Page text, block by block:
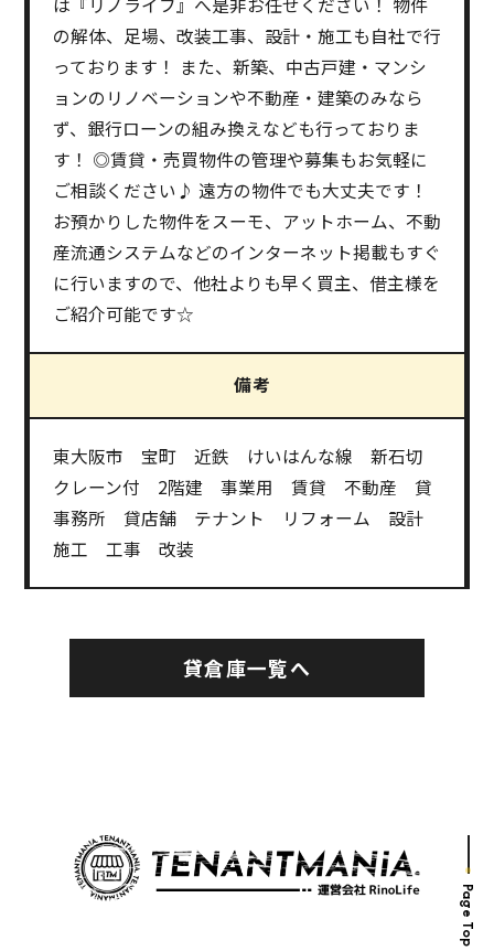
は『リノライフ』へ是非お任せください！ 物件
の解体、足場、改装工事、設計・施工も自社で行
っております！ また、新築、中古戸建・マンシ
ョンのリノベーションや不動産・建築のみなら
ず、銀行ローンの組み換えなども行っておりま
す！ ◎賃貸・売買物件の管理や募集もお気軽に
ご相談ください♪ 遠方の物件でも大丈夫です！
お預かりした物件をスーモ、アットホーム、不動
産流通システムなどのインターネット掲載もすぐ
に行いますので、他社よりも早く買主、借主様を
ご紹介可能です☆
備考
東大阪市 宝町 近鉄 けいはんな線 新石切
クレーン付 2階建 事業用 賃貸 不動産 貸
事務所 貸店舗 テナント リフォーム 設計
施工 工事 改装
貸倉庫一覧へ
Page Top